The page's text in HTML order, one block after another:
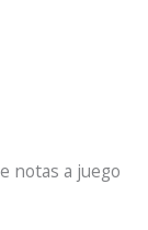
notas a juego